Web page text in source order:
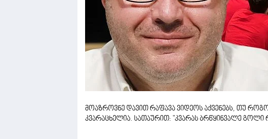
მოაზროვნე დავით რაფავა ვიდეოს აქვენებს, თუ
კვარაცხელია. სათაურით: "კვარას ბრწყინვალე გოლი